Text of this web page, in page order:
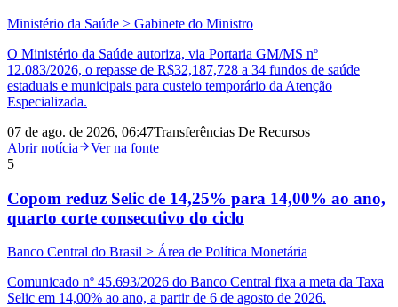
Ministério da Saúde > Gabinete do Ministro
O Ministério da Saúde autoriza, via Portaria GM/MS nº
12.083/2026, o repasse de R$32,187,728 a 34 fundos de saúde
estaduais e municipais para custeio temporário da Atenção
Especializada.
07 de ago. de 2026, 06:47Transferências De Recursos
Abrir notícia
Ver na fonte
5
Copom reduz Selic de 14,25% para 14,00% ao ano,
quarto corte consecutivo do ciclo
Banco Central do Brasil > Área de Política Monetária
Comunicado nº 45.693/2026 do Banco Central fixa a meta da Taxa
Selic em 14,00% ao ano, a partir de 6 de agosto de 2026.